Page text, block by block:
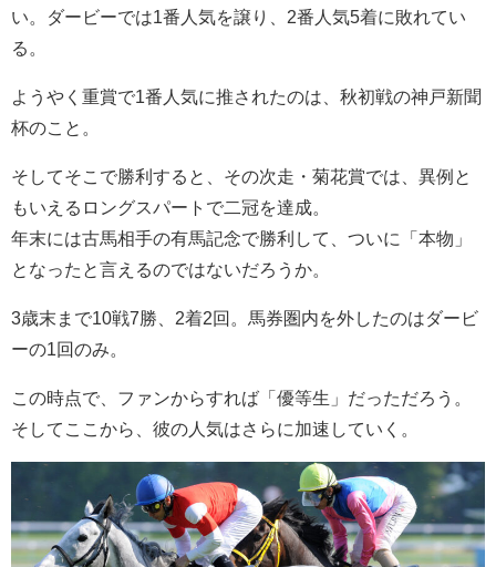
い。ダービーでは1番人気を譲り、2番人気5着に敗れてい
る。
ようやく重賞で1番人気に推されたのは、秋初戦の神戸新聞
杯のこと。
そしてそこで勝利すると、その次走・菊花賞では、異例と
もいえるロングスパートで二冠を達成。
年末には古馬相手の有馬記念で勝利して、ついに「本物」
となったと言えるのではないだろうか。
3歳末まで10戦7勝、2着2回。馬券圏内を外したのはダービ
ーの1回のみ。
この時点で、ファンからすれば「優等生」だっただろう。
そしてここから、彼の人気はさらに加速していく。